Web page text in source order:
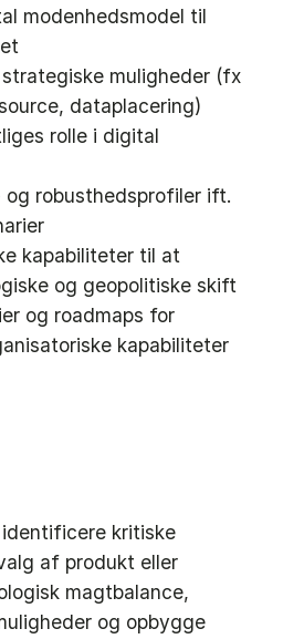
modenhedsmodel til
muligheder (fx
dataplacering)
rolle i digital
robusthedsprofiler ift.
kapabiliteter til at
og geopolitiske skift
og roadmaps for
kapabiliteter
kritiske
af produkt eller
magtbalance,
og opbygge